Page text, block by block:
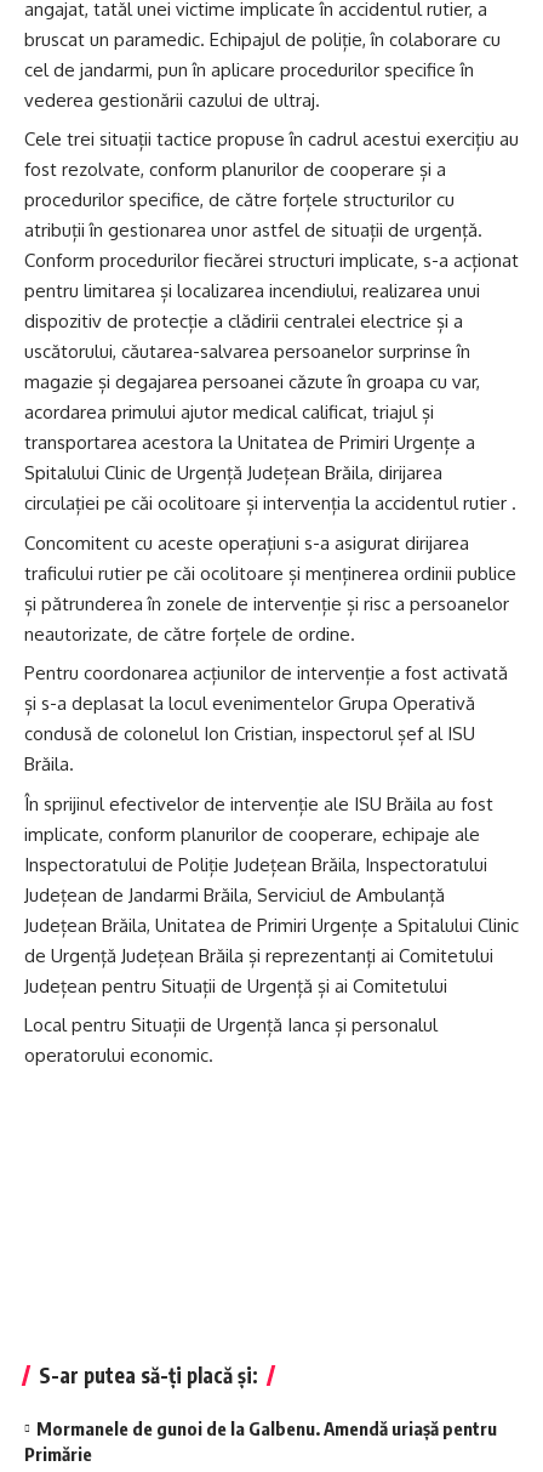
angajat, tatăl unei victime implicate în accidentul rutier, a
bruscat un paramedic. Echipajul de poliție, în colaborare cu
cel de jandarmi, pun în aplicare procedurilor specifice în
vederea gestionării cazului de ultraj.
Cele trei situații tactice propuse în cadrul acestui exercițiu au
fost rezolvate, conform planurilor de cooperare și a
procedurilor specifice, de către forțele structurilor cu
atribuții în gestionarea unor astfel de situații de urgență.
Conform procedurilor fiecărei structuri implicate, s-a acționat
pentru limitarea și localizarea incendiului, realizarea unui
dispozitiv de protecție a clădirii centralei electrice și a
uscătorului, căutarea-salvarea persoanelor surprinse în
magazie și degajarea persoanei căzute în groapa cu var,
acordarea primului ajutor medical calificat, triajul și
transportarea acestora la Unitatea de Primiri Urgențe a
Spitalului Clinic de Urgență Județean Brăila, dirijarea
circulației pe căi ocolitoare și intervenția la accidentul rutier .
Concomitent cu aceste operațiuni s-a asigurat dirijarea
traficului rutier pe căi ocolitoare și menținerea ordinii publice
și pătrunderea în zonele de intervenție și risc a persoanelor
neautorizate, de către forțele de ordine.
Pentru coordonarea acțiunilor de intervenție a fost activată
și s-a deplasat la locul evenimentelor Grupa Operativă
condusă de colonelul Ion Cristian, inspectorul șef al ISU
Brăila.
În sprijinul efectivelor de intervenție ale ISU Brăila au fost
implicate, conform planurilor de cooperare, echipaje ale
Inspectoratului de Poliție Județean Brăila, Inspectoratului
Județean de Jandarmi Brăila, Serviciul de Ambulanță
Județean Brăila, Unitatea de Primiri Urgențe a Spitalului Clinic
de Urgență Județean Brăila și reprezentanți ai Comitetului
Județean pentru Situații de Urgență și ai Comitetului
Local pentru Situații de Urgență Ianca și personalul
operatorului economic.
S-ar putea să-ți placă și:
Mormanele de gunoi de la Galbenu. Amendă uriașă pentru
Primărie